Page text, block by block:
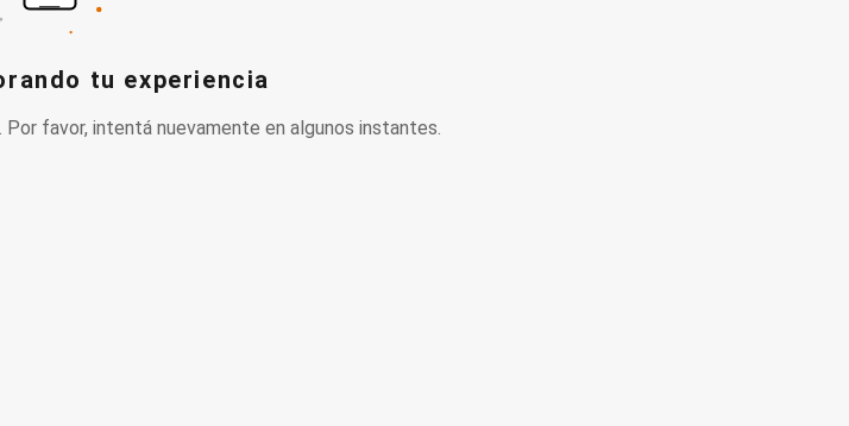
tu experiencia
favor, intentá nuevamente en algunos instantes.